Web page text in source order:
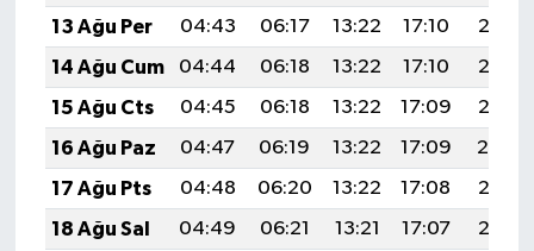
13 Ağu Per
04:43 06:17 13:22 17:10
20:18
14 Ağu Cum
04:44 06:18 13:22 17:10
20:17
15 Ağu Cts
04:45 06:18 13:22 17:09
20:16
16 Ağu Paz
04:47 06:19 13:22 17:09
20:14
17 Ağu Pts
04:48 06:20 13:22 17:08
20:13
18 Ağu Sal
04:49 06:21 13:21 17:07
20:12